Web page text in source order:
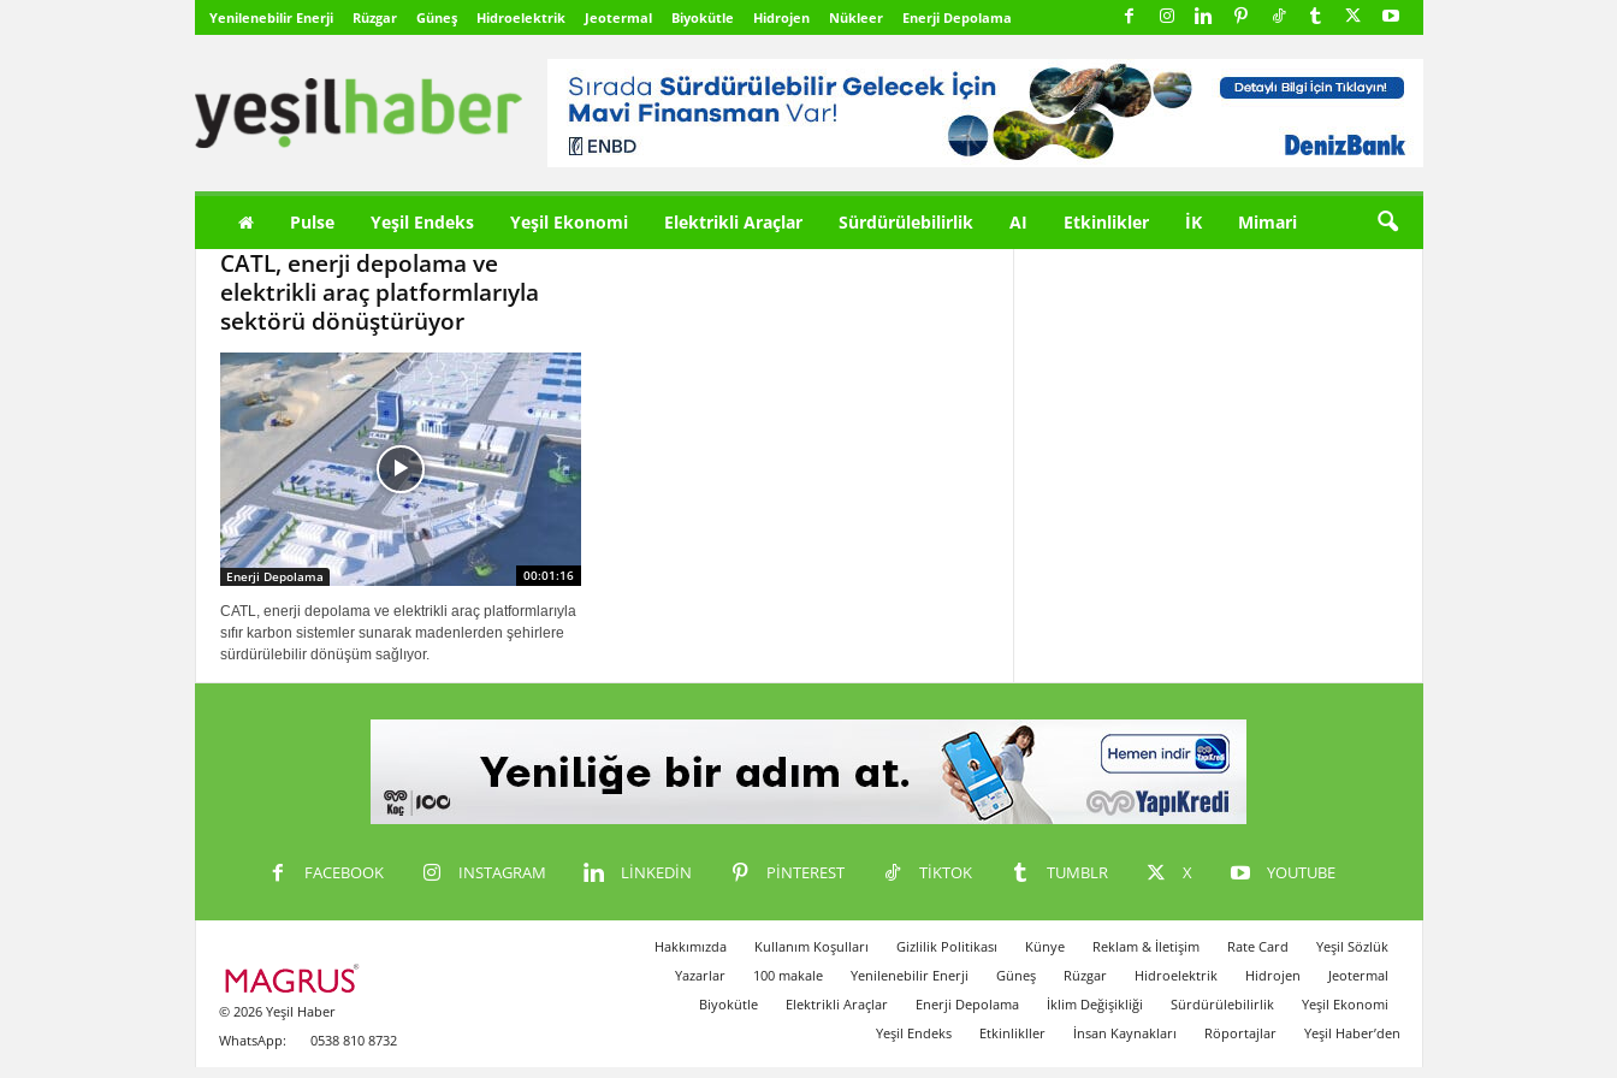
Yenilenebilir Enerji Rüzgar Güneş Hidroelektrik Jeotermal Biyokütle Hidrojen Nükleer Enerji Depolama
ş
Pulse Yeşil Endeks Yeşil Ekonomi Elektrikli Araçlar Sürdürülebilirlik AI Etkinlikler İK Mimari
CATL, enerji depolama ve
elektrikli araç platformlarıyla
sektörü dönüştürüyor
00:01:16
Enerji Depolama
CATL, enerji depolama ve elektrikli araç platformlarıyla
sıfır karbon sistemler sunarak madenlerden şehirlere
sürdürülebilir dönüşüm sağlıyor.
FACEBOOK INSTAGRAM LINKEDIN PINTEREST TIKTOK TUMBLR X YOUTUBE
Hakkımızda Kullanım Koşulları Gizlilik Politikası Künye Reklam & İletişim Rate Card
Yeşil Sözlük
Yazarlar
100 makale Yenilenebilir Enerji Güneş Rüzgar Hidroelektrik Hidrojen
Jeotermal
Biyokütle
Elektrikli Araçlar Enerji Depolama İklim Değişikliği Sürdürülebilirlik
Yeşil Ekonomi
Yeşil Endeks
Etkinlikller İnsan Kaynakları Röportajlar Yeşil Haber’den
© 2026 Yeşil Haber
WhatsApp:
0538 810 8732